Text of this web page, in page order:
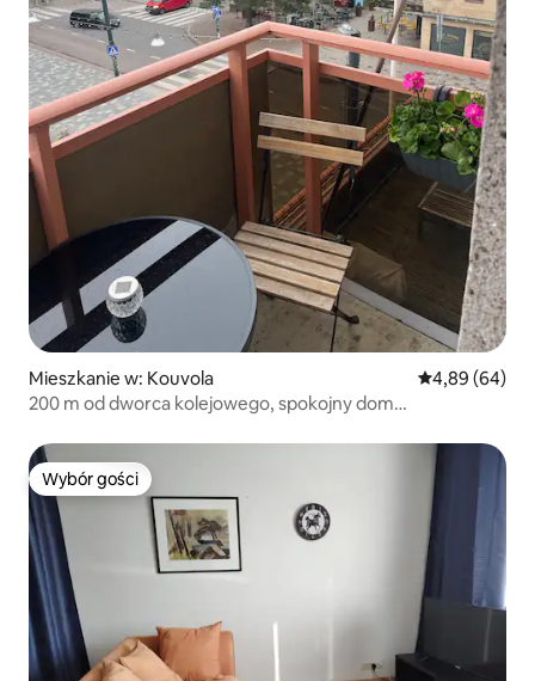
Mieszkanie w: Kouvola Średnia
4,89 (64)
200 m od dworca kolejowego, spokojny dom
Wybór gości
Wybór gości